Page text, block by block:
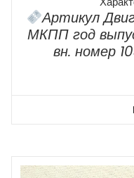
Артикул
МКПП год
вн. номер